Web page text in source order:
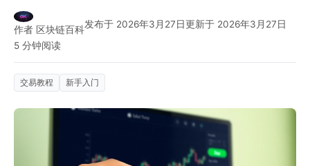
作者 区块链百科发布于 2026年3月27日更新于 2026年3月27日
5 分钟阅读
交易教程 新手入门